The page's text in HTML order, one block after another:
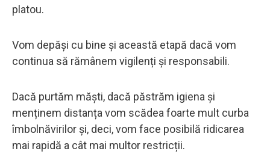
platou.
Vom depăși cu bine și această etapă dacă vom
continua să rămânem vigilenți și responsabili.
Dacă purtăm măști, dacă păstrăm igiena și
menținem distanța vom scădea foarte mult curba
îmbolnăvirilor și, deci, vom face posibilă ridicarea
mai rapidă a cât mai multor restricții.